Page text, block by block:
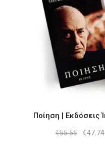
Ποίηση | Εκδόσεις
€55.55
Original
€47.74Η